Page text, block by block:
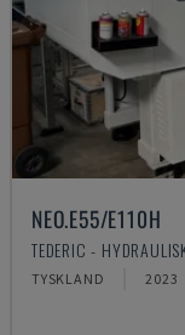
NEO.E55/E110H
TEDERIC -
TYSKLAND 2023